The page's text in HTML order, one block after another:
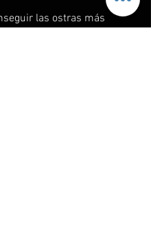
las ostras más